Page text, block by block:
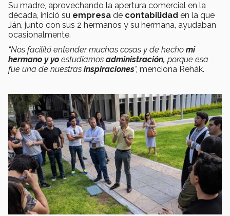
Su madre, aprovechando la apertura comercial en la
década, inició su empresa de contabilidad en la que
Ján, junto con sus 2 hermanos y su hermana, ayudaban
ocasionalmente.
“Nos facilitó entender muchas cosas y de hecho mi
hermano y yo estudiamos administración, porque esa
fue una de nuestras inspiraciones”, menciona Rehák.